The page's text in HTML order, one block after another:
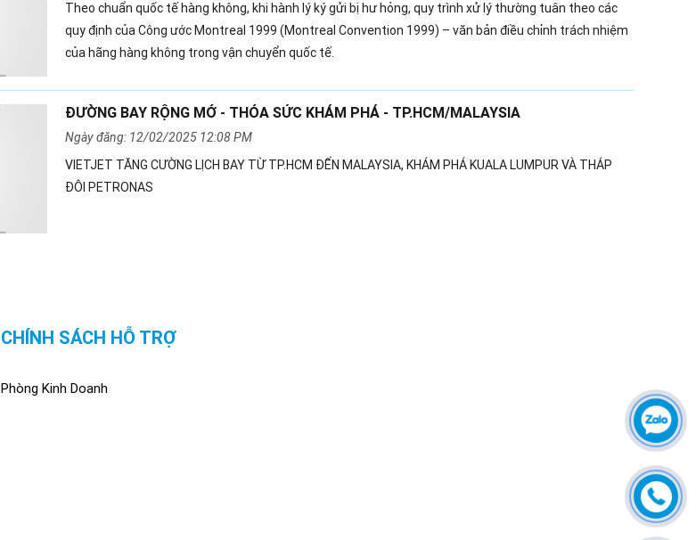
Theo chuẩn quốc tế hàng không, khi hành lý ký gửi bị hư hỏng, quy trình xử lý thường tuân theo các
quy định của Công ước Montreal 1999 (Montreal Convention 1999) – văn bản điều chỉnh trách nhiệm
của hãng hàng không trong vận chuyển quốc tế.
ĐƯỜNG BAY RỘNG MỞ - THỎA SỨC KHÁM PHÁ - TP.HCM/MALAYSIA
Ngày đăng: 12/02/2025 12:08 PM
VIETJET TĂNG CƯỜNG LỊCH BAY TỪ TP.HCM ĐẾN MALAYSIA, KHÁM PHÁ KUALA LUMPUR VÀ THÁP
ĐÔI PETRONAS
CHÍNH SÁCH HỖ TRỢ
Phòng Kinh Doanh